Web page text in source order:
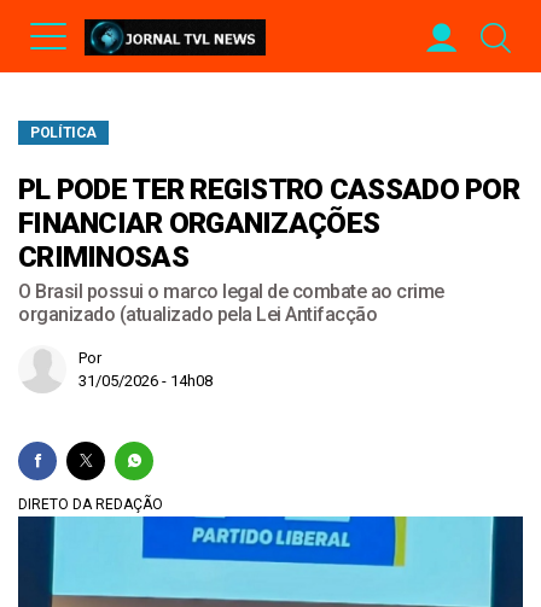
POLÍTICA
PL PODE TER REGISTRO CASSADO POR
FINANCIAR ORGANIZAÇÕES
CRIMINOSAS
O Brasil possui o marco legal de combate ao crime
organizado (atualizado pela Lei Antifacção
Por
31/05/2026 - 14h08
DIRETO DA REDAÇÃO